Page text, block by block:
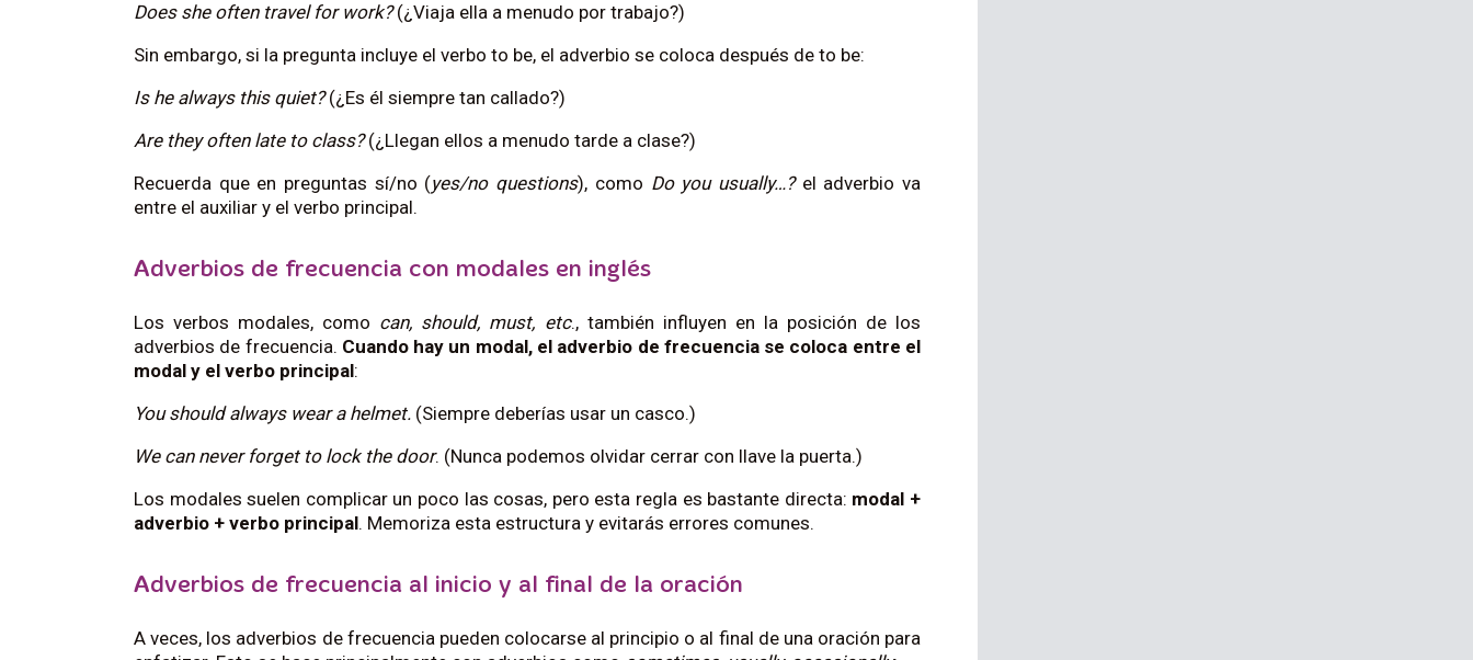
Does she often travel for work?(¿Viaja ella a menudo por trabajo?)
Sin embargo, si la pregunta incluye el verbo to be, el adverbio se coloca después de to be:
Is he always this quiet?(¿Es él siempre tan callado?)
Are they often late to class?(¿Llegan ellos a menudo tarde a clase?)
Recuerda que en preguntas sí/no (yes/no questions), como Do you usually…? el adverbio va
entre el auxiliar y el verbo principal.
Adverbios de frecuencia con modales en inglés
Los verbos modales, como can, should, must, etc., también influyen en la posición de los
adverbios de frecuencia. Cuando hay un modal, el adverbio de frecuencia se coloca entre el
modal y el verbo principal:
You should always wear a helmet. (Siempre deberías usar un casco.)
We can never forget to lock the door. (Nunca podemos olvidar cerrar con llave la puerta.)
Los modales suelen complicar un poco las cosas, pero esta regla es bastante directa: modal +
adverbio + verbo principal. Memoriza esta estructura y evitarás errores comunes.
Adverbios de frecuencia al inicio y al final de la oración
A veces, los adverbios de frecuencia pueden colocarse al principio o al final de una oración para